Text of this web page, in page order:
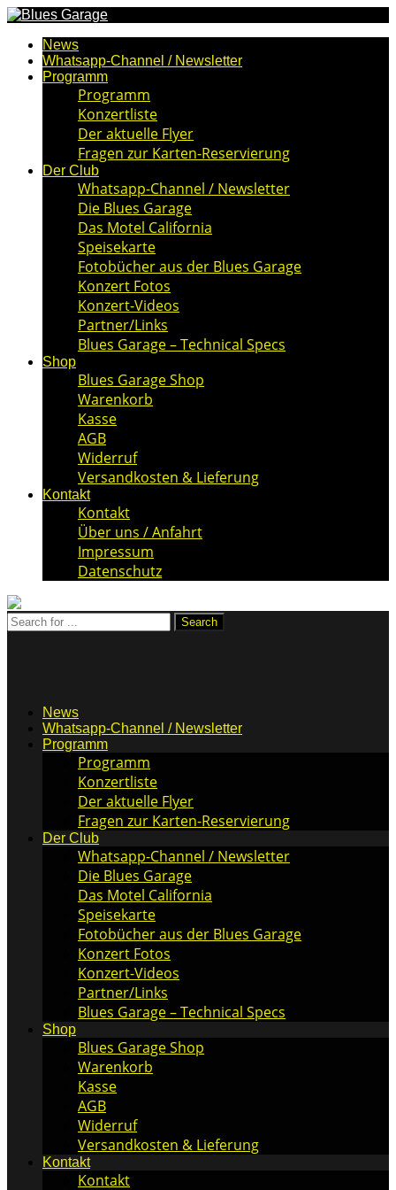
News
Whatsapp-Channel / Newsletter
Programm
Programm
Konzertliste
Der aktuelle Flyer
Fragen zur Karten-Reservierung
Der Club
Whatsapp-Channel / Newsletter
Die Blues Garage
Das Motel California
Speisekarte
Fotobücher aus der Blues Garage
Konzert Fotos
Konzert-Videos
Partner/Links
Blues Garage – Technical Specs
Shop
Blues Garage Shop
Warenkorb
Kasse
AGB
Widerruf
Versandkosten & Lieferung
Kontakt
Kontakt
Über uns / Anfahrt
Impressum
Datenschutz
News
Whatsapp-Channel / Newsletter
Programm
Programm
Konzertliste
Der aktuelle Flyer
Fragen zur Karten-Reservierung
Der Club
Whatsapp-Channel / Newsletter
Die Blues Garage
Das Motel California
Speisekarte
Fotobücher aus der Blues Garage
Konzert Fotos
Konzert-Videos
Partner/Links
Blues Garage – Technical Specs
Shop
Blues Garage Shop
Warenkorb
Kasse
AGB
Widerruf
Versandkosten & Lieferung
Kontakt
Kontakt